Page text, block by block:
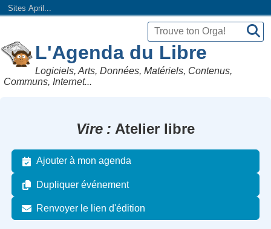
Sites April...
L'Agenda du Libre
Logiciels, Arts, Données, Matériels, Contenus,
Communs, Internet...
Vire Atelier libre
Ajouter à mon agenda
Dupliquer événement
Renvoyer le lien d'édition